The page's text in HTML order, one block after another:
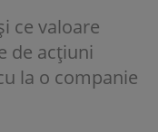
ce valoare
de acțiuni
la o companie